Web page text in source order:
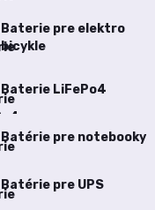
Baterie pre elektro
bicykle
Baterie LiFePo4
Batérie pre notebooky
Batérie pre UPS